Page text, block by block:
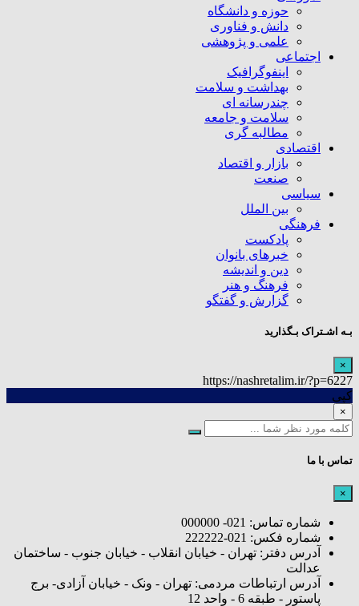
حوزه و دانشگاه
دانش و فناوری
علمی و پژوهشی
اجتماعی
اینفوگرافیک
بهداشت و سلامت
چندرسانه ای
سلامت و جامعه
مطالبه گری
اقتصادی
بازار و اقتصاد
صنعت
سیاسی
بین الملل
فرهنگی
پادکست
خبرهای بانوان
دین و اندیشه
فرهنگ و هنر
گزارش و گفتگو
بـه اشـتراک بـگذارید
×
https://nashretalim.ir/?p=6227
کپی
×
تماس با ما
×
شماره تماس: 021- 000000
شماره فکس: 021-222222
آدرس دفتر: تهران - خیابان انقلاب - خیابان جنوب - ساختمان
عدالت
آدرس ارتباطات مردمی: تهران - ونک - خیابان آزادی- برج
پاستور - طبقه 6 - واحد 12